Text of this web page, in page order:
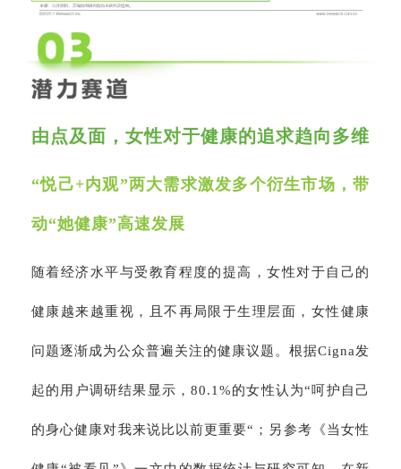
由点及面，女性对于健康的追求趋向多维
“悦己+内观”两大需求激发多个衍生市场，带
动“她健康”高速发展
随着经济水平与受教育程度的提高，女性对于自己的
健康越来越重视，且不再局限于生理层面，女性健康
问题逐渐成为公众普遍关注的健康议题。根据Cigna发
起的用户调研结果显示，80.1%的女性认为“呵护自己
的身心健康对我来说比以前更重要“；另参考《当女性